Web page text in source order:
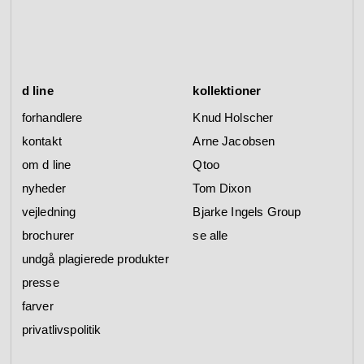
d line
forhandlere
kontakt
om d line
nyheder
vejledning
brochurer
undgå plagierede produkter
presse
farver
privatlivspolitik
kollektioner
Knud Holscher
Arne Jacobsen
Qtoo
Tom Dixon
Bjarke Ingels Group
se alle